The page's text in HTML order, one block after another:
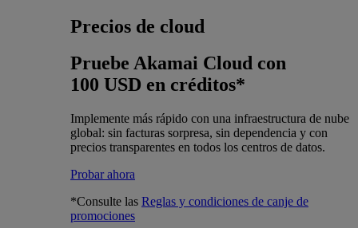
Precios de cloud
Pruebe Akamai Cloud con
100 USD en créditos*
Implemente más rápido con una infraestructura de nube
global: sin facturas sorpresa, sin dependencia y con
precios transparentes en todos los centros de datos.
Probar ahora
*Consulte las Reglas y condiciones de canje de
promociones